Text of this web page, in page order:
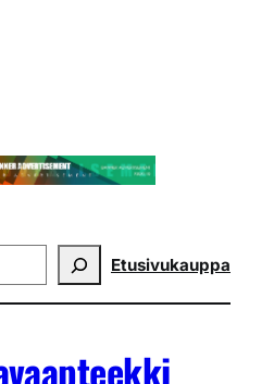
Etusivukauppa